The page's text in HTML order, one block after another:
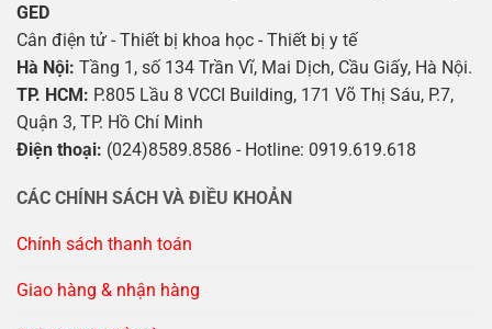
GED
Cân điện tử - Thiết bị khoa học - Thiết bị y tế
Hà Nội: Tầng 1, số 134 Trần Vĩ, Mai Dịch, Cầu Giấy, Hà Nội.
TP. HCM: P.805 Lầu 8 VCCI Building, 171 Võ Thị Sáu, P.7,
Quận 3, TP. Hồ Chí Minh
Điện thoại: (024)8589.8586 - Hotline: 0919.619.618
CÁC CHÍNH SÁCH VÀ ĐIỀU KHOẢN
Chính sách thanh toán
Giao hàng & nhận hàng